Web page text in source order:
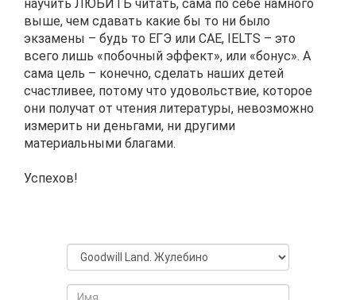
научить ЛЮБИТЬ читать, сама по себе намного
выше, чем сдавать какие бы то ни было
экзамены – будь то ЕГЭ или CAE, IELTS – это
всего лишь «побочный эффект», или «бонус». А
сама цель – конечно, сделать наших детей
счастливее, потому что удовольствие, которое
они получат от чтения литературы, невозможно
измерить ни деньгами, ни другими
материальными благами.
Успехов!